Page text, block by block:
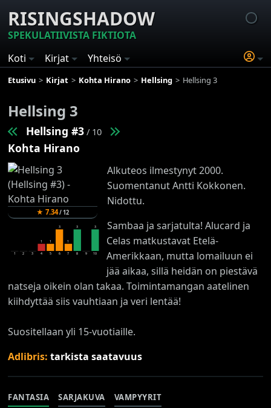
RISINGSHADOW
SPEKULATIIVISTA FIKTIOTA
Koti
Kirjat Yhteisö
Etusivu Kirjat Kohta Hirano Hellsing Hellsing 3
Hellsing 3
Hellsing #3 / 10
Kohta Hirano
★7.34/12
1 2 3
1
4
1
5
3
6
1
7
3
8 9
3
10
Alkuteos ilmestynyt 2000.
Suomentanut Antti Kokkonen.
Nidottu.
Sambaa ja sarjatulta! Alucard ja
Celas matkustavat Etelä-
Amerikkaan, mutta lomailuun ei
jää aikaa, sillä heidän on piestävä
natseja oikein olan takaa. Toimintamangan aatelinen
kiihdyttää siis vauhtiaan ja veri lentää!
Suositellaan yli 15-vuotiaille.
Adlibris:tarkista saatavuus
FANTASIA SARJAKUVA VAMPYYRIT